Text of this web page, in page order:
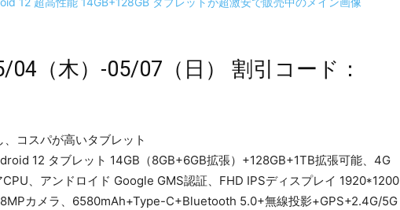
04（木）-05/07（日） 割引コード：
コスパが高いタブレット
12 タブレット 14GB（8GB+6GB拡張）+128GB+1TB拡張可能、4G
、アンドロイド Google GMS認証、FHD IPSディスプレイ 1920*1200
カメラ、6580mAh+Type-C+Bluetooth 5.0+無線投影+GPS+2.4G/5G